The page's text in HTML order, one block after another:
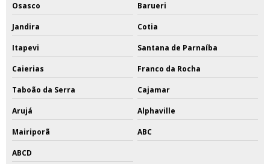
Osasco Barueri
Jandira Cotia
Itapevi Santana de Parnaíba
Caierias Franco da Rocha
Taboão da Serra Cajamar
Arujá Alphaville
Mairiporã ABC
ABCD